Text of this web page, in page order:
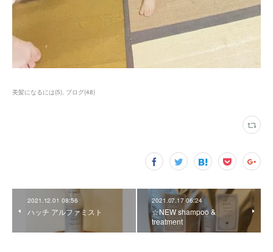
美髪になるには(5) ブログ(48)
2021.12.01 08:56
ハッチ アルファミスト
2021.07.17 06:24
☆NEW shampoo &
treatment